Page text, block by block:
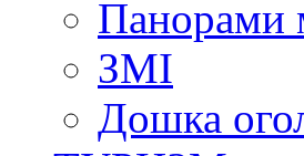
Панорами
ЗМІ
Дошка